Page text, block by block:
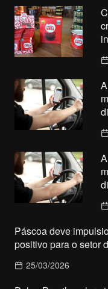
Páscoa deve
positivo para o setor
25/03/2026